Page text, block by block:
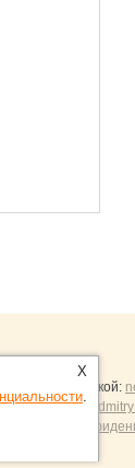
критикой:
на сайт:
политика
X
.